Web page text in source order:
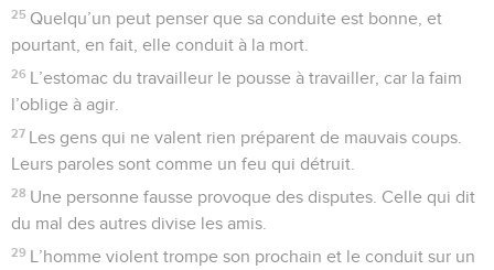
25 Quelqu’un peut penser que sa conduite est bonne, et
pourtant, en fait, elle conduit à la mort.
26 L’estomac du travailleur le pousse à travailler, car la faim
l’oblige à agir.
27 Les gens qui ne valent rien préparent de mauvais coups.
Leurs paroles sont comme un feu qui détruit.
28 Une personne fausse provoque des disputes. Celle qui dit
du mal des autres divise les amis.
29 L’homme violent trompe son prochain et le conduit sur un